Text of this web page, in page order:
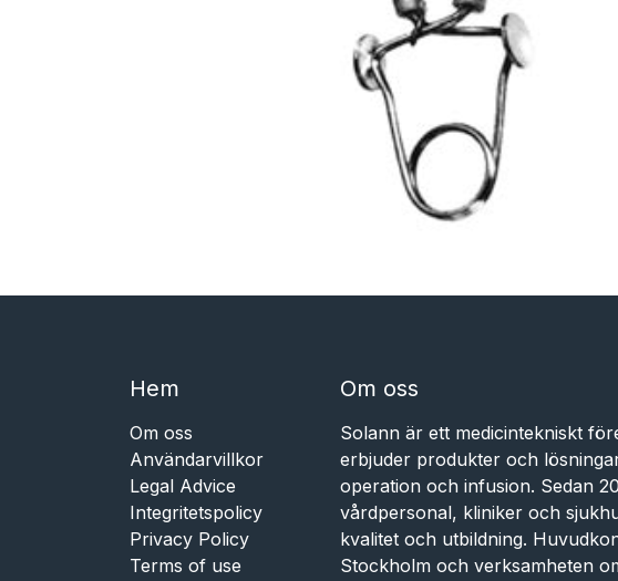
Hem​​
Om oss
Användarvillkor
Legal Advice
Integritetspolicy
Privacy Policy
Terms of use
Om oss
Solann är ett medicintekniskt
erbjuder produkter och
operation och infusion. Sedan
vårdpersonal, kliniker och
kvalitet och utbildning.
Stockholm och verksamheten